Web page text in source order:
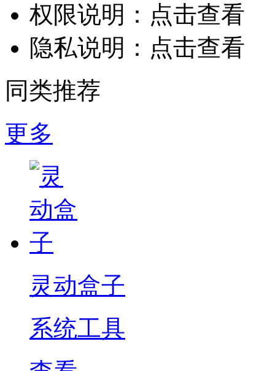
权限说明： 点击查看
隐私说明： 点击查看
同类推荐
更多
灵动盒子
系统工具